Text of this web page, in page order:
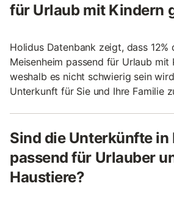
für Urlaub mit Kindern
Holidus Datenbank zeigt, dass 12%
Meisenheim passend für Urlaub mit
weshalb es nicht schwierig sein
Unterkunft für Sie und Ihre Familie
Sind die Unterkünfte in
passend für Urlauber
Haustiere?